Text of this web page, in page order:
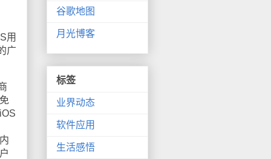
用
广
谷歌地图
月光博客
标签
业界动态
软件应用
生活感悟